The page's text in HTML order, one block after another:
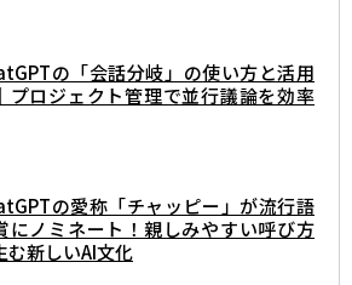
の「会話分岐」の使い方と活用
プロジェクト管理で並行議論を効率
の愛称「チャッピー」が流行語
にノミネート！親しみやすい呼び方
む新しいAI文化